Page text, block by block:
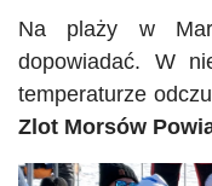
Na plaży w
dopowiadać. W
temperaturze
Zlot Morsów